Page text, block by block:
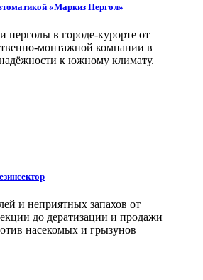
«Маркиз Пергол»
перголы в городе-курорте от
монтажной компании в
к южному климату.
и неприятных запахов от
до дератизации и продажи
насекомых и грызунов